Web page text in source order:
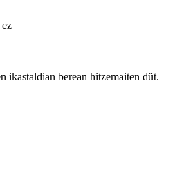
ez
ikastaldian berean hitzemaiten düt.